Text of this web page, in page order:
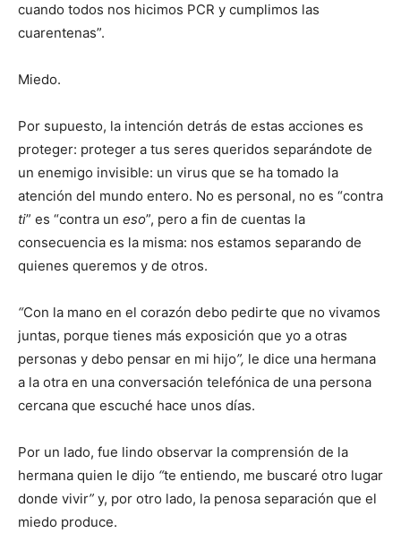
cuando todos nos hicimos PCR y cumplimos las
cuarentenas”.
Miedo.
Por supuesto, la intención detrás de estas acciones es
proteger: proteger a tus seres queridos separándote de
un enemigo invisible: un virus que se ha tomado la
atención del mundo entero. No es personal, no es “contra
ti” es “contra un eso”, pero a fin de cuentas la
consecuencia es la misma: nos estamos separando de
quienes queremos y de otros.
“Con la mano en el corazón debo pedirte que no vivamos
juntas, porque tienes más exposición que yo a otras
personas y debo pensar en mi hijo”, le dice una hermana
a la otra en una conversación telefónica de una persona
cercana que escuché hace unos días.
Por un lado, fue lindo observar la comprensión de la
hermana quien le dijo “te entiendo, me buscaré otro lugar
donde vivir” y, por otro lado, la penosa separación que el
miedo produce.